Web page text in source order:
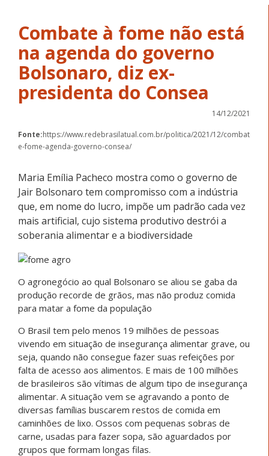
Combate à fome não está
na agenda do governo
Bolsonaro, diz ex-
presidenta do Consea
14/12/2021
Fonte:https://www.redebrasilatual.com.br/politica/2021/12/combat
e-fome-agenda-governo-consea/
Maria Emília Pacheco mostra como o governo de
Jair Bolsonaro tem compromisso com a indústria
que, em nome do lucro, impõe um padrão cada vez
mais artificial, cujo sistema produtivo destrói a
soberania alimentar e a biodiversidade
O agronegócio ao qual Bolsonaro se aliou se gaba da
produção recorde de grãos, mas não produz comida
para matar a fome da população
O Brasil tem pelo menos 19 milhões de pessoas
vivendo em situação de insegurança alimentar grave, ou
seja, quando não consegue fazer suas refeições por
falta de acesso aos alimentos. E mais de 100 milhões
de brasileiros são vítimas de algum tipo de insegurança
alimentar. A situação vem se agravando a ponto de
diversas famílias buscarem restos de comida em
caminhões de lixo. Ossos com pequenas sobras de
carne, usadas para fazer sopa, são aguardados por
grupos que formam longas filas.